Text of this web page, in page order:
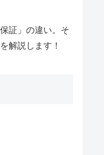
証」の違い。そ
解説します！